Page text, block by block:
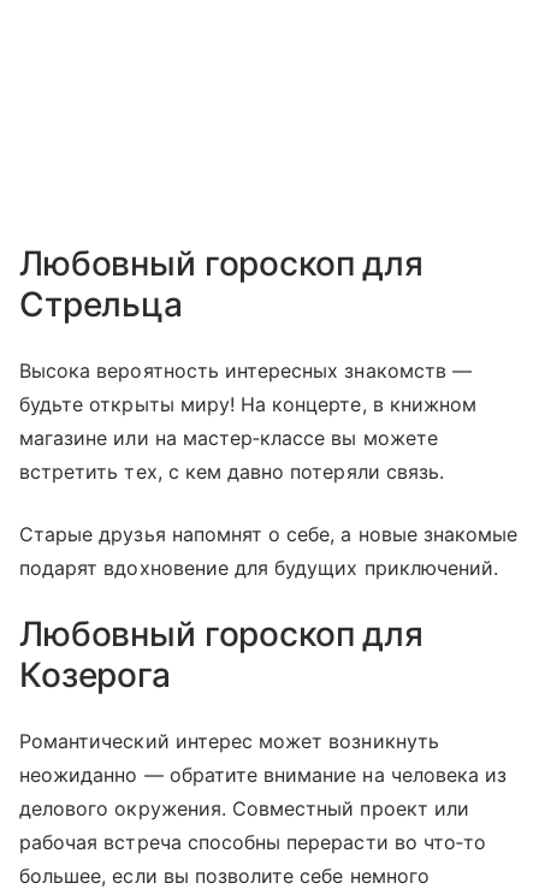
Любовный гороскоп для
Стрельца
Высока вероятность интересных знакомств —
будьте открыты миру! На концерте, в книжном
магазине или на мастер‑классе вы можете
встретить тех, с кем давно потеряли связь.
Старые друзья напомнят о себе, а новые знакомые
подарят вдохновение для будущих приключений.
Любовный гороскоп для
Козерога
Романтический интерес может возникнуть
неожиданно — обратите внимание на человека из
делового окружения. Совместный проект или
рабочая встреча способны перерасти во что‑то
большее, если вы позволите себе немного